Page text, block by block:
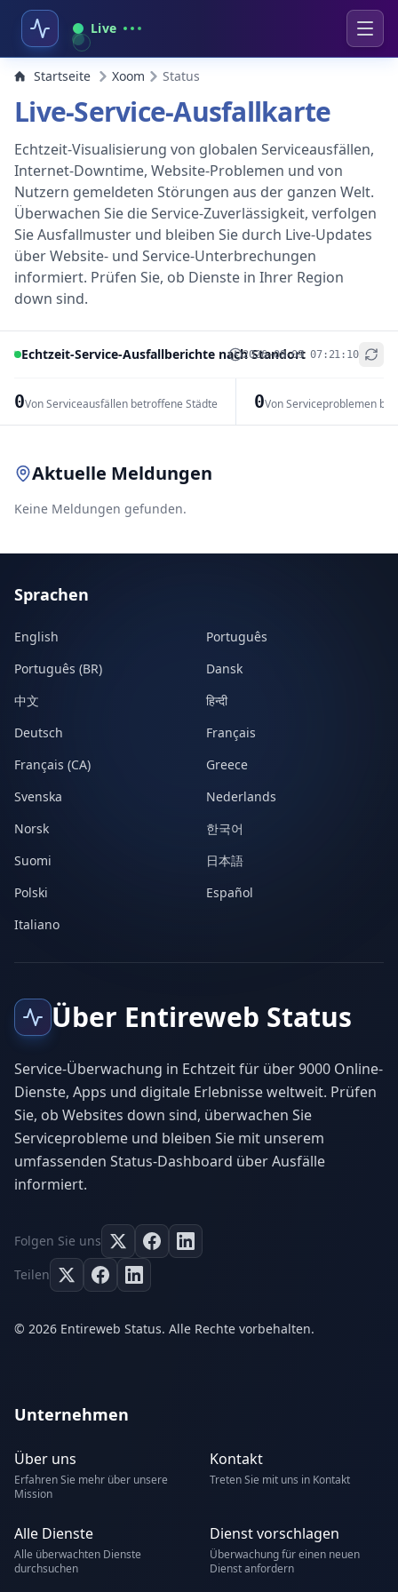
Live
Startseite Xoom Status
Live-Service-Ausfallkarte
Echtzeit-Visualisierung von globalen Serviceausfällen,
Internet-Downtime, Website-Problemen und von
Nutzern gemeldeten Störungen aus der ganzen Welt.
Überwachen Sie die Service-Zuverlässigkeit, verfolgen
Sie Ausfallmuster und bleiben Sie durch Live-Updates
über Website- und Service-Unterbrechungen
informiert. Prüfen Sie, ob Dienste in Ihrer Region
down sind.
Echtzeit-Service-Ausfallberichte nach Standort
2026-08-09 07:21:10
0Von Serviceausfällen betroffene Städte 0Von Serviceproblemen
+
Aktuelle Meldungen
Keine Meldungen gefunden.
Sprachen
English
Português
Português (BR)
Dansk
中文
हिन्दी
Deutsch
Français
Français (CA)
Greece
Svenska
Nederlands
Norsk
한국어
Suomi
日本語
Polski
Español
Italiano
Über Entireweb Status
Service-Überwachung in Echtzeit für über 9000 Online-
Dienste, Apps und digitale Erlebnisse weltweit. Prüfen
Sie, ob Websites down sind, überwachen Sie
Serviceprobleme und bleiben Sie mit unserem
umfassenden Status-Dashboard über Ausfälle
informiert.
Folgen Sie uns
Teilen
© 2026 Entireweb Status. Alle Rechte vorbehalten.
Unternehmen
Über uns
Erfahren Sie mehr über unsere
Mission
Kontakt
Treten Sie mit uns in Kontakt
Alle Dienste
Alle überwachten Dienste
durchsuchen
Dienst vorschlagen
Überwachung für einen neuen
Dienst anfordern